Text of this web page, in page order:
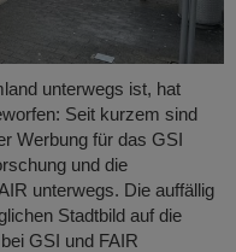
unterwegs ist, hat
Seit kurzem sind
Werbung für das GSI
und die
unterwegs. Die auffällig
Stadtbild auf die
GSI und FAIR